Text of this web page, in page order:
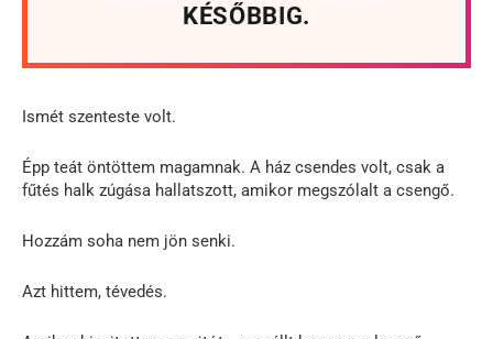
KÉSŐBBIG.
Ismét szenteste volt.
Épp teát öntöttem magamnak. A ház csendes volt, csak a
fűtés halk zúgása hallatszott, amikor megszólalt a csengő.
Hozzám soha nem jön senki.
Azt hittem, tévedés.